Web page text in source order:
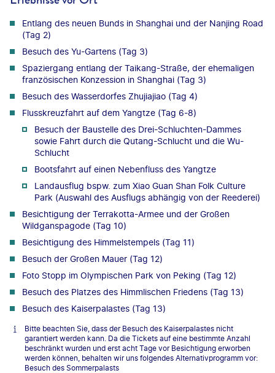
Entlang des neuen Bunds in Shanghai und der Nanjing Road
(Tag 2)
Besuch des Yu-Gartens (Tag 3)
Spaziergang entlang der Taikang-Straße, der ehemaligen
französischen Konzession in Shanghai (Tag 3)
Besuch des Wasserdorfes Zhujiajiao (Tag 4)
Flusskreuzfahrt auf dem Yangtze (Tag 6-8)
Besuch der Baustelle des Drei-Schluchten-Dammes
sowie Fahrt durch die Qutang-Schlucht und die Wu-
Schlucht
Bootsfahrt auf einen Nebenfluss des Yangtze
Landausflug bspw. zum Xiao Guan Shan Folk Culture
Park (Auswahl des Ausflugs abhängig von der Reederei)
Besichtigung der Terrakotta-Armee und der Großen
Wildganspagode (Tag 10)
Besichtigung des Himmelstempels (Tag 11)
Besuch der Großen Mauer (Tag 12)
Foto Stopp im Olympischen Park von Peking (Tag 12)
Besuch des Platzes des Himmlischen Friedens (Tag 13)
Besuch des Kaiserpalastes (Tag 13)
Bitte beachten Sie, dass der Besuch des Kaiserpalastes nicht
garantiert werden kann. Da die Tickets auf eine bestimmte Anzahl
beschränkt wurden und erst acht Tage vor Besichtigung erworben
werden können, behalten wir uns folgendes Alternativprogramm vor:
Besuch des Sommerpalasts